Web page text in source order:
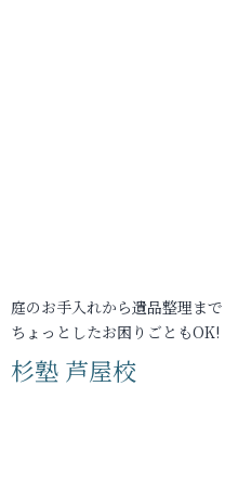
庭のお手入れから遺品整理まで
ちょっとしたお困りごともOK!
杉塾 芦屋校